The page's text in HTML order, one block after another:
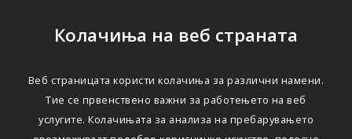
Колачиња на веб страната
Веб страницата користи колачиња за различни намени.
Тие се првенствено важни за работењето на веб
услугите. Колачињата за анализа на пребарувањето
Заваровалница Триглав
предложува бруто